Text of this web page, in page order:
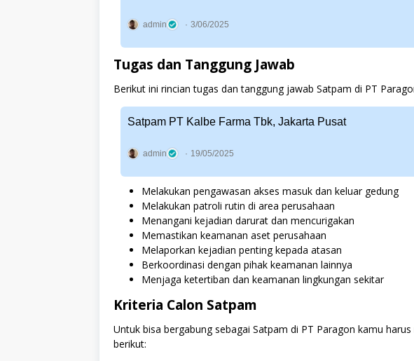
admin 3/06/2025
Tugas dan Tanggung Jawab
Berikut ini rincian tugas dan tanggung jawab Satpam di PT
Satpam PT Kalbe Farma Tbk, Jakarta Pusat
admin 19/05/2025
Melakukan pengawasan akses masuk dan keluar gedung
Melakukan patroli rutin di area perusahaan
Menangani kejadian darurat dan mencurigakan
Memastikan keamanan aset perusahaan
Melaporkan kejadian penting kepada atasan
Berkoordinasi dengan pihak keamanan lainnya
Menjaga ketertiban dan keamanan lingkungan sekitar
Kriteria Calon Satpam
Untuk bisa bergabung sebagai Satpam di PT Paragon kamu
berikut: